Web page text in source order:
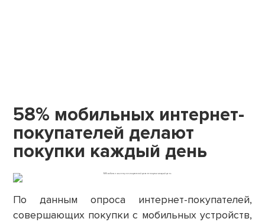
58% мобильных интернет-
покупателей делают
покупки каждый день
По данным опроса интернет-покупателей,
совершающих покупки с мобильных устройств,